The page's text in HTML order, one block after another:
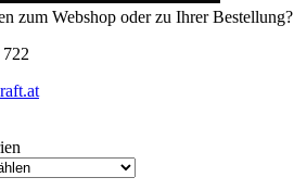
zum Webshop oder zu Ihrer Bestellung?